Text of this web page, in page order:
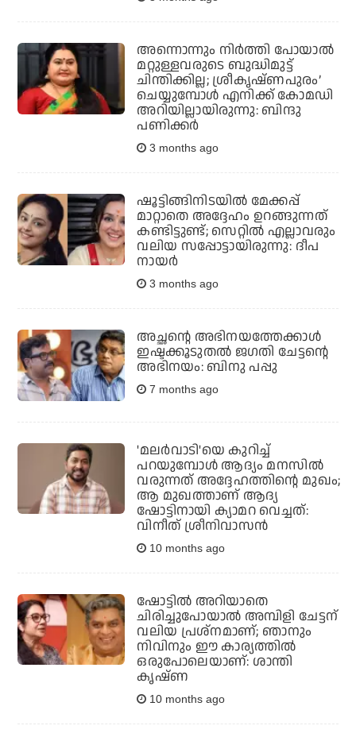
അന്നൊന്നും നിർത്തി പോയാൽ
മറ്റുള്ളവരുടെ ബുദ്ധിമുട്ട്
ചിന്തിക്കില്ല; ശ്രീകൃഷ്ണപുരം’
ചെയ്യുമ്പോൾ എനിക്ക് കോമഡി
അറിയില്ലായിരുന്നു: ബിന്ദു
പണിക്കർ
3 months ago
ഷൂട്ടിങ്ങിനിടയില്‍ മേക്കപ്പ്
മാറ്റാതെ അദ്ദേഹം ഉറങ്ങുന്നത്
കണ്ടിട്ടുണ്ട്; സെറ്റില്‍ എല്ലാവരും
വലിയ സപ്പോട്ടായിരുന്നു: ദീപ
നായര്‍
3 months ago
അച്ഛന്റെ അഭിനയത്തേക്കാൾ
ഇഷ്ടക്കൂടുതൽ ജഗതി ചേട്ടന്റെ
അഭിനയം: ബിനു പപ്പു
7 months ago
'മലര്‍വാടി'യെ കുറിച്ച്
പറയുമ്പോള്‍ ആദ്യം മനസില്‍
വരുന്നത് അദ്ദേഹത്തിന്റെ മുഖം;
ആ മുഖത്താണ് ആദ്യ
ഷോട്ടിനായി ക്യാമറ വെച്ചത്:
വിനീത് ശ്രീനിവാസന്‍
10 months ago
ഷോട്ടില്‍ അറിയാതെ
ചിരിച്ചുപോയാല്‍ അമ്പിളി ചേട്ടന്
വലിയ പ്രശ്‌നമാണ്; ഞാനും
നിവിനും ഈ കാര്യത്തില്‍
ഒരുപോലെയാണ്: ശാന്തി
കൃഷ്ണ
10 months ago